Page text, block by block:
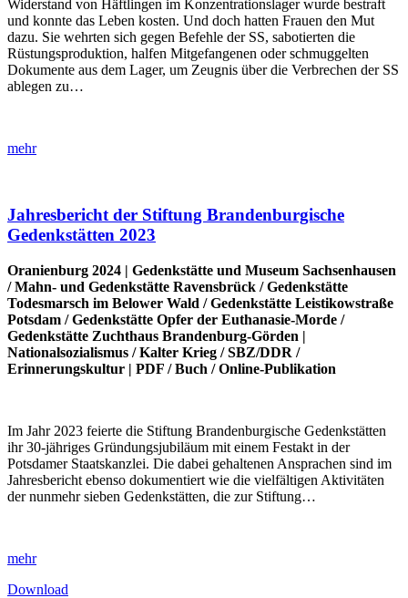
Widerstand von Häftlingen im Konzentrationslager wurde bestraft
und konnte das Leben kosten. Und doch hatten Frauen den Mut
dazu. Sie wehrten sich gegen Befehle der SS, sabotierten die
Rüstungsproduktion, halfen Mitgefangenen oder schmuggelten
Dokumente aus dem Lager, um Zeugnis über die Verbrechen der SS
ablegen zu…
mehr
Jahresbericht der Stiftung Brandenburgische
Gedenkstätten 2023
Oranienburg 2024 | Gedenkstätte und Museum Sachsenhausen
/Mahn- und Gedenkstätte Ravensbrück /Gedenkstätte
Todesmarsch im Belower Wald /Gedenkstätte Leistikowstraße
Potsdam /Gedenkstätte Opfer der Euthanasie-Morde /
Gedenkstätte Zuchthaus Brandenburg-Görden |
Nationalsozialismus /Kalter Krieg /SBZ/DDR /
Erinnerungskultur | PDF /Buch /Online-Publikation
Im Jahr 2023 feierte die Stiftung Brandenburgische Gedenkstätten
ihr 30-jähriges Gründungsjubiläum mit einem Festakt in der
Potsdamer Staatskanzlei. Die dabei gehaltenen Ansprachen sind im
Jahresbericht ebenso dokumentiert wie die vielfältigen Aktivitäten
der nunmehr sieben Gedenkstätten, die zur Stiftung…
mehr
Download